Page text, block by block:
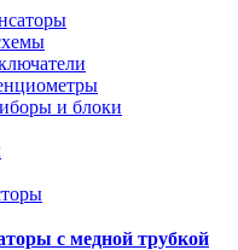
и блоки
с медной трубкой